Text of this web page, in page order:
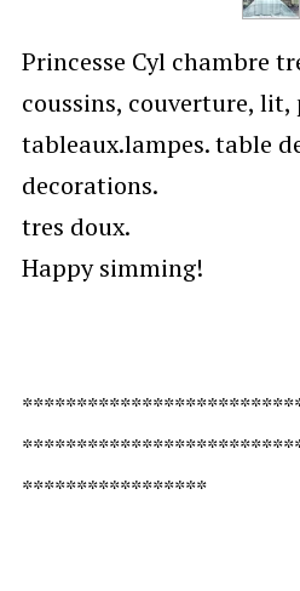
Princesse Cyl chambre
coussins, couverture,
tableaux.lampes. table
decorations.
tres doux.
Happy simming!
*****************